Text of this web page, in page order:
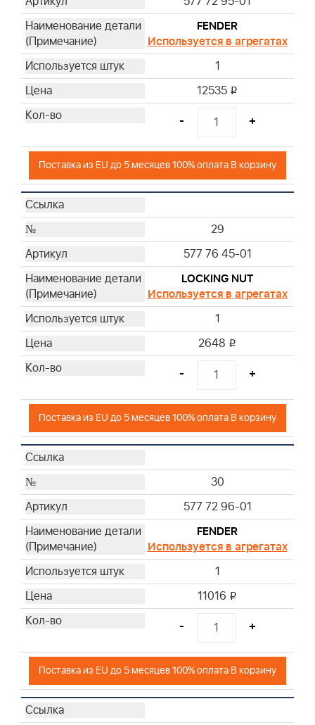
FENDER
Используется в агрегатах
1
12535 i
- +
Поставка из EU до 5 месяцев 100% оплата В корзину
29
577 76 45-01
LOCKING NUT
Используется в агрегатах
1
2648 i
- +
Поставка из EU до 5 месяцев 100% оплата В корзину
30
577 72 96-01
FENDER
Используется в агрегатах
1
11016 i
- +
Поставка из EU до 5 месяцев 100% оплата В корзину